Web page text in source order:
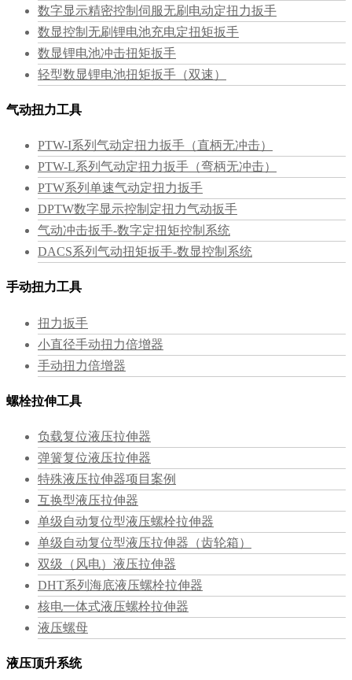
数字显示精密控制伺服无刷电动定扭力扳手
数显控制无刷锂电池充电定扭矩扳手
数显锂电池冲击扭矩扳手
轻型数显锂电池扭矩扳手（双速）
气动扭力工具
PTW-I系列气动定扭力扳手（直柄无冲击）
PTW-L系列气动定扭力扳手（弯柄无冲击）
PTW系列单速气动定扭力扳手
DPTW数字显示控制定扭力气动扳手
气动冲击扳手-数字定扭矩控制系统
DACS系列气动扭矩扳手-数显控制系统
手动扭力工具
扭力扳手
小直径手动扭力倍增器
手动扭力倍增器
螺栓拉伸工具
负载复位液压拉伸器
弹簧复位液压拉伸器
特殊液压拉伸器项目案例
互换型液压拉伸器
单级自动复位型液压螺栓拉伸器
单级自动复位型液压拉伸器（齿轮箱）
双级（风电）液压拉伸器
DHT系列海底液压螺栓拉伸器
核电一体式液压螺栓拉伸器
液压螺母
液压顶升系统